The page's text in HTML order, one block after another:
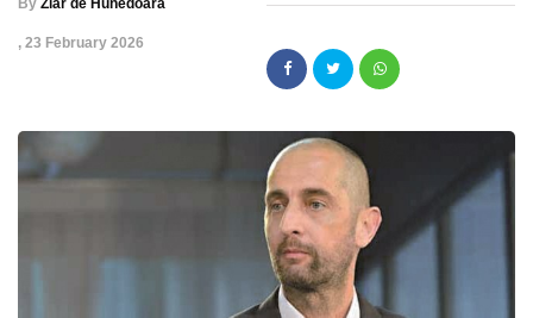
By Ziar de Hunedoara
, 23 February 2026